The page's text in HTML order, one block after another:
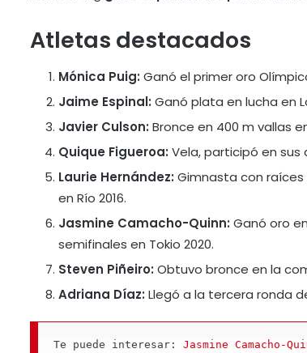
Atletas destacados
Mónica Puig: Ganó el primer oro
Jaime Espinal: Ganó plata en lucha en
Javier Culson: Bronce en 400 m vallas
Quique Figueroa: Vela, participó en sus
Laurie Hernández: Gimnasta con
en Río 2016.
Jasmine Camacho-Quinn: Ganó oro
semifinales en Tokio 2020.
Steven Piñeiro: Obtuvo bronce en la
Adriana Díaz: Llegó a la tercera ronda
Te puede interesar: Jasmine Camacho-